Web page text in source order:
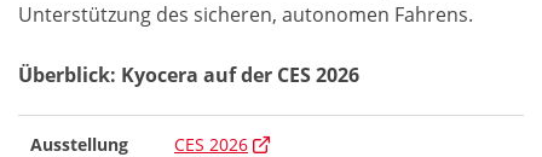
Unterstützung des sicheren, autonomen Fahrens.
Überblick: Kyocera auf der CES 2026
Ausstellung CES 2026